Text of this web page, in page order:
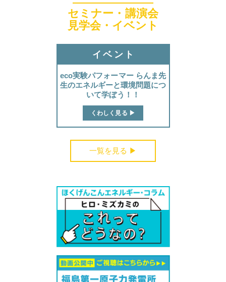
ほくげんこんカフェ
セミナー・講演会
見学会・イベント
イベント
eco実験パフォーマー らんま先
生のエネルギーと環境問題につ
いて学ぼう！！
くわしく見る ▶︎
一覧を見る ▶︎